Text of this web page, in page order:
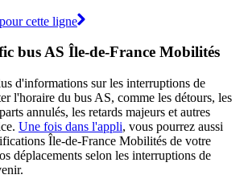
cette ligne
bus AS Île-de-France Mobilités
d'informations sur les interruptions de
l'horaire du bus AS, comme les détours, les
annulés, les retards majeurs et autres
Une fois dans l'appli, vous pourrez aussi
Île-de-France Mobilités de votre
déplacements selon les interruptions de